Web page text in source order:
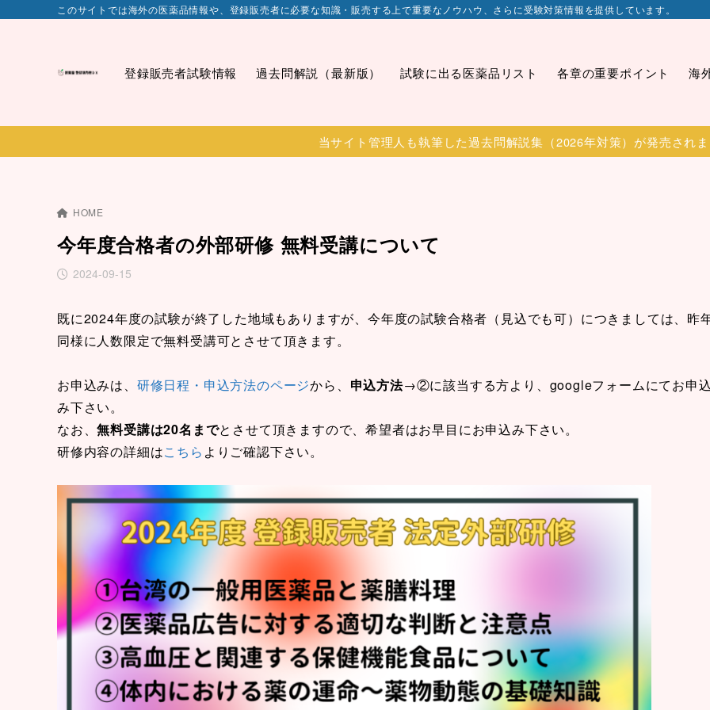
このサイトでは海外の医薬品情報や、登録販売者に必要な知識・販売する上で重要なノウハウ、さらに受験対策情報を提供しています。
登録販売者試験情報 過去問解説（最新版） 試験に出る医薬品リスト 各章の重要ポイント 海
当サイト管理人も執筆した過去問解説集（2026年対策）が発売され
HOME
今年度合格者の外部研修 無料受講について
2024-09-15
既に2024年度の試験が終了した地域もありますが、今年度の試験合格者（見込でも可）につきましては、昨
同様に人数限定で無料受講可とさせて頂きます。
お申込みは、 研修日程・申込方法のページから、 申込方法→②に該当する方より、googleフォームにてお申
み下さい。
なお、無料受講は20名までとさせて頂きますので、希望者はお早目にお申込み下さい。
研修内容の詳細はこちら よりご確認下さい。